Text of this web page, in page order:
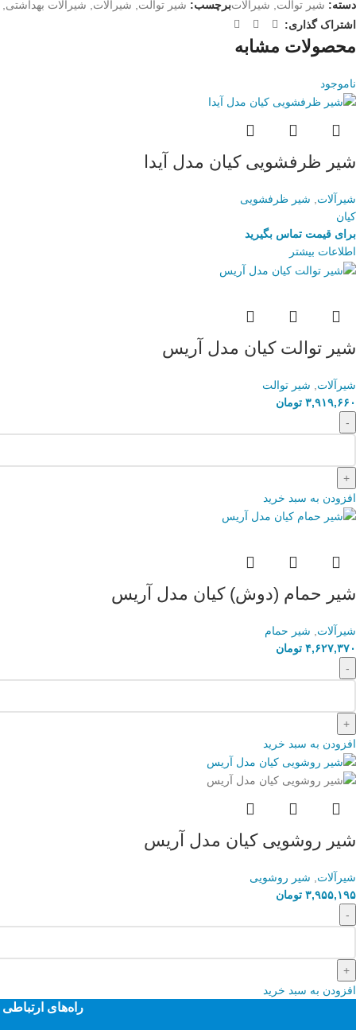
دسته: شیر توالت شیرآلاتبرچسب: شیر توالت شیرآلات شیرآلات بهداشتی
اشتراک گذاری:
محصولات مشابه
ناموجود
شیر ظرفشویی کیان مدل آیدا
شیرآلات, شیر ظرفشویی
کیان
برای قیمت تماس بگیرید
اطلاعات بیشتر
شیر توالت کیان مدل آریس
شیرآلات
شیر توالت
۳,۹۱۹,۶۶۰ تومان
افزودن به سبد خرید
شیر حمام (دوش) کیان مدل آریس
شیرآلات
شیر حمام
۴,۶۲۷,۳۷۰ تومان
افزودن به سبد خرید
شیر روشویی کیان مدل آریس
شیرآلات, شیر روشویی
۳,۹۵۵,۱۹۵ تومان
افزودن به سبد خرید
راه‌های ارتباطی